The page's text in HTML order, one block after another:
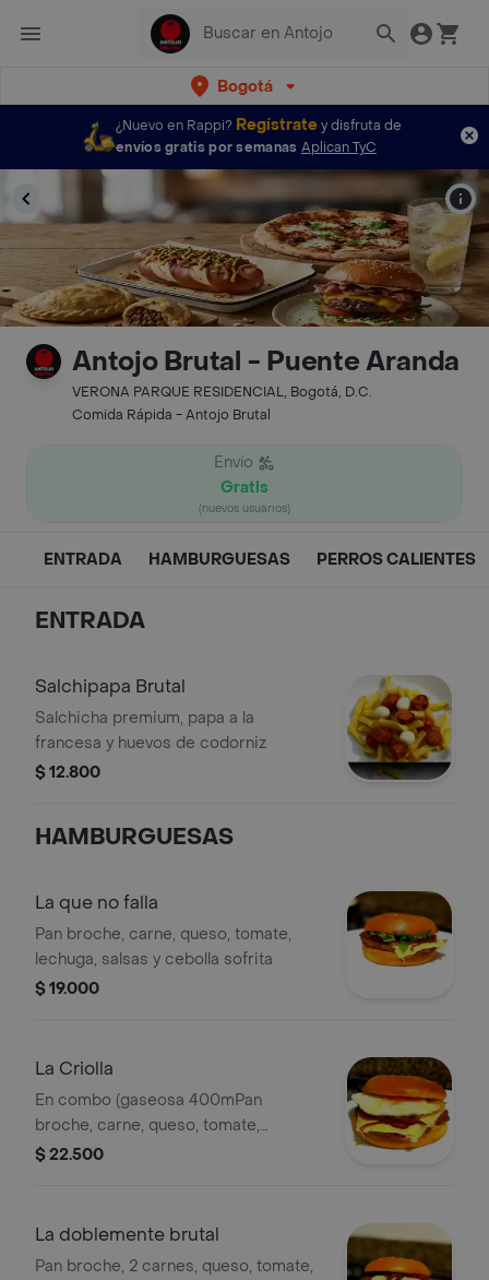
Bogotá
¿Nuevo en Rappi? Regístratey disfruta de
envíos gratis por semanas Aplican TyC
Antojo Brutal - Puente Aranda
VERONA PARQUE RESIDENCIAL, Bogotá, D.C.
Comida Rápida - Antojo Brutal
Envío
Gratis
(nuevos usuarios)
ENTRADA HAMBURGUESAS PERROS CALIENTES
ENTRADA
Salchipapa Brutal
Salchicha premium, papa a la
francesa y huevos de codorniz
$ 12.800
HAMBURGUESAS
La que no falla
Pan broche, carne, queso, tomate,
lechuga, salsas y cebolla sofrita
$ 19.000
La Criolla
En combo (gaseosa 400mPan
broche, carne, queso, tomate,
lechuga, huevo, hogao, salsas y
$ 22.500
La doblemente brutal
Pan broche, 2 carnes, queso, tomate,